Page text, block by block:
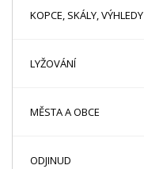
KOPCE, SKÁLY, VÝHLEDY
LYŽOVÁNÍ
MĚSTA A OBCE
ODJINUD